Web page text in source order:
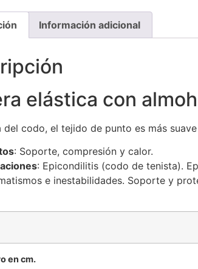
Información adicional
elástica con
del codo, el tejido de punto es más
: Soporte, compresión y calor.
: Epicondilitis (codo de tenista).
e inestabilidades. Soporte y
en cm.